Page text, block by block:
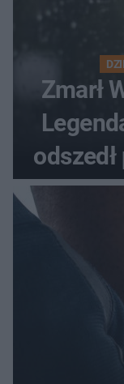
Zmarł